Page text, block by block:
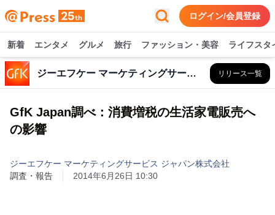
ログイン/会員登録
新着 エンタメ グルメ 旅行 ファッション・美容 ライフスタ
ジーエフケー マーケティングサービス ジャパン株式会社 リリース一覧
GfK Japan調べ：消費増税の生活家電販売へ
の影響
ジーエフケー マーケティングサービス ジャパン株式会社
調査・報告
2014年6月26日 10:30